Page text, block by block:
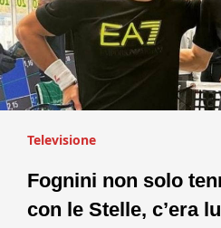
Televisione
Fognini non solo
con le Stelle, c’era